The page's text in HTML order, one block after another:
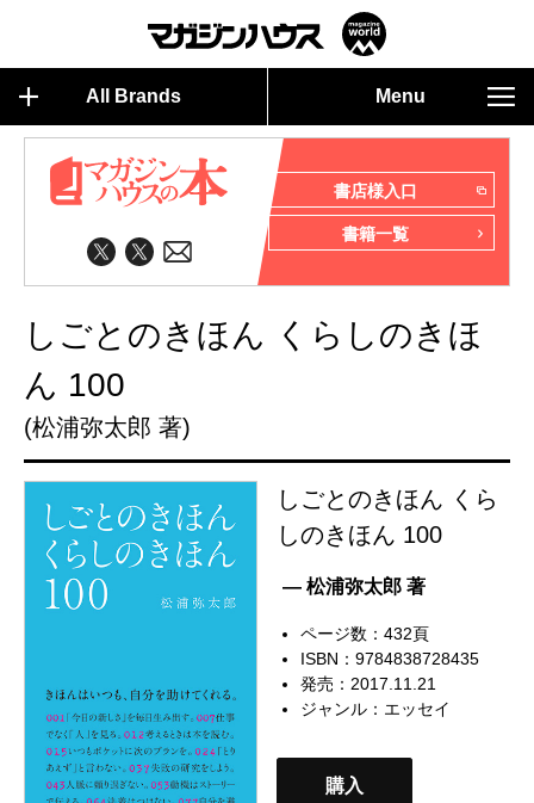
All Brands Menu
書店様入口
書籍一覧
しごとのきほん くらしのきほ
ん 100
(松浦弥太郎 著)
しごとのきほん くら
しのきほん 100
— 松浦弥太郎 著
ページ数：432頁
ISBN：9784838728435
発売：2017.11.21
ジャンル： エッセイ
購入